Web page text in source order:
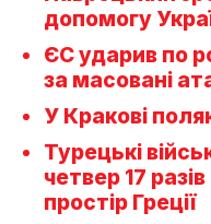
допомогу
ЄС ударив по
за масовані
У Кракові
Турецькі
четвер 17
простір Греції